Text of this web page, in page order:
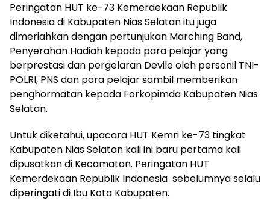
Peringatan HUT ke-73 Kemerdekaan Republik
Indonesia di Kabupaten Nias Selatan itu juga
dimeriahkan dengan pertunjukan Marching Band,
Penyerahan Hadiah kepada para pelajar yang
berprestasi dan pergelaran Devile oleh personil TNI-
POLRI, PNS dan para pelajar sambil memberikan
penghormatan kepada Forkopimda Kabupaten Nias
Selatan.
Untuk diketahui, upacara HUT Kemri ke-73 tingkat
Kabupaten Nias Selatan kali ini baru pertama kali
dipusatkan di Kecamatan. Peringatan HUT
Kemerdekaan Republik Indonesia sebelumnya selalu
diperingati di Ibu Kota Kabupaten.